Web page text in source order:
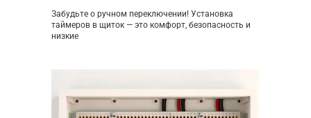
Забудьте о ручном переключении! Установка
таймеров в щиток — это комфорт, безопасность и
низкие